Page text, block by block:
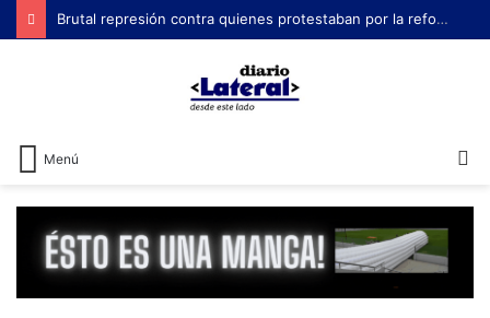
Brutal represión contra quienes protestaban por la reforma laboral de Milei
Menú